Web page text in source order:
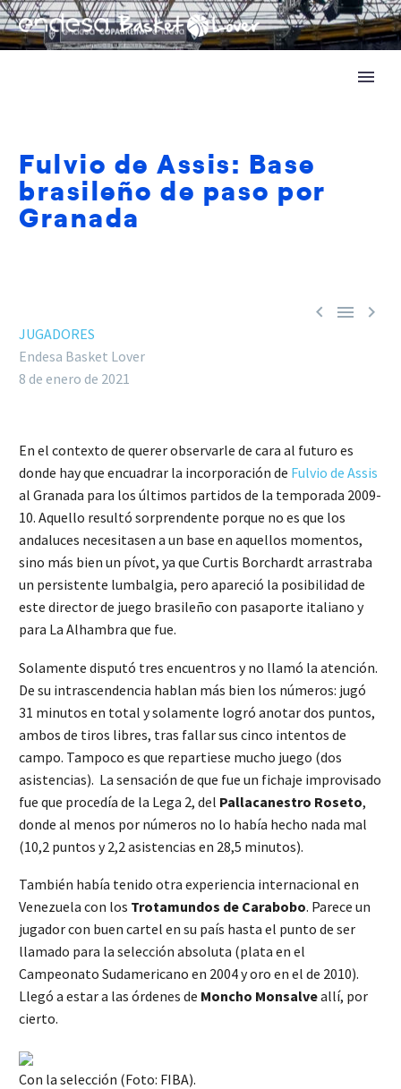
Fulvio de Assis: Base
brasileño de paso por
Granada
  
JUGADORES
Endesa Basket Lover
8 de enero de 2021
En el contexto de querer observarle de cara al futuro es
donde hay que encuadrar la incorporación de Fulvio de Assis
al Granada para los últimos partidos de la temporada 2009-
10. Aquello resultó sorprendente porque no es que los
andaluces necesitasen a un base en aquellos momentos,
sino más bien un pívot, ya que Curtis Borchardt arrastraba
un persistente lumbalgia, pero apareció la posibilidad de
este director de juego brasileño con pasaporte italiano y
para La Alhambra que fue.
Solamente disputó tres encuentros y no llamó la atención.
De su intrascendencia hablan más bien los números: jugó
31 minutos en total y solamente logró anotar dos puntos,
ambos de tiros libres, tras fallar sus cinco intentos de
campo. Tampoco es que repartiese mucho juego (dos
asistencias). La sensación de que fue un fichaje improvisado
fue que procedía de la Lega 2, del Pallacanestro Roseto,
donde al menos por números no lo había hecho nada mal
(10,2 puntos y 2,2 asistencias en 28,5 minutos).
También había tenido otra experiencia internacional en
Venezuela con los Trotamundos de Carabobo. Parece un
jugador con buen cartel en su país hasta el punto de ser
llamado para la selección absoluta (plata en el
Campeonato Sudamericano en 2004 y oro en el de 2010).
Llegó a estar a las órdenes de Moncho Monsalveallí, por
cierto.
Con la selección (Foto: FIBA).